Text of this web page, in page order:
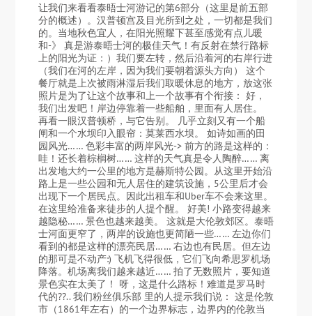
让我们来看看泰晤士河游记的第6部分（这里是前五部
分的概述）。汉普顿宫及目光所到之处，一切都是我们
的。当地秋色宜人，在阳光照耀下甚至感觉有点儿暖
和-》 真是游泰晤士河的极佳天气！有反射在禁行路标
上的阳光为证：）我们要左转，然后沿着河的右岸行进
（我们在河的左岸，因为我们要朝着源头方向） 这个
餐厅就是上次被雨淋湿后我们取暖休息的地方，放这张
照片是为了让这个故事和上一个故事有个衔接： 好，
我们出发吧！岸边停靠着一些船舶，里面有人居住。
再看一眼汉普顿桥，与它告别。 几乎立刻又有一个船
闸和一个水坝印入眼帘：莫莱西水坝。 如诗如画的田
园风光…… 色彩丰富的两岸风光-> 前方的路是这样的：
哇！还长着棕榈树…… 这样的天气真是令人陶醉…… 离
出发地大约一公里的地方是赫斯特公园。从这里开始沿
路上是一些公园和无人居住的建筑设施，5公里后才会
出现下一个居民点。因此出租车和Uber车不会来这里。
在这里给准备来徒步的人提个醒。 好美! 小路变得越来
越隐秘…… 景色也越来越美。 这就是大伦敦郊区。泰晤
士河面更窄了，两岸的设施也更简陋一些…… 左边你们
看到的都是这样的漂亮民居…… 右边也有民居。但左边
的那可是不动产:) 飞机飞得很低，它们飞向希思罗机场
降落。机场离我们越来越近…… 拍了无数照片，要知道
景色实在太美了！ 呀，这是什么路标！难道是罗马时
代的??.. 我们粉丝俱乐部 里的人提示我们说： 这是伦敦
市（1861年左右）的一个边界标志，边界内的伦敦当